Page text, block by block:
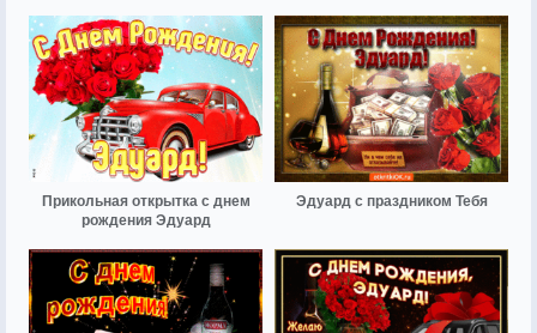
Прикольная открытка с днем
рождения Эдуард
Эдуард с праздником Тебя